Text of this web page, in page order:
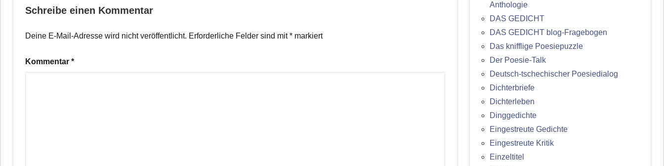
Schreibe einen Kommentar
Deine E-Mail-Adresse wird nicht veröffentlicht. Erforderliche Felder sind mit* markiert
Kommentar *
Anthologie
DAS GEDICHT
DAS GEDICHT blog-Fragebogen
Das knifflige Poesiepuzzle
Der Poesie-Talk
Deutsch-tschechischer Poesiedialog
Dichterbriefe
Dichterleben
Dinggedichte
Eingestreute Gedichte
Eingestreute Kritik
Einzeltitel